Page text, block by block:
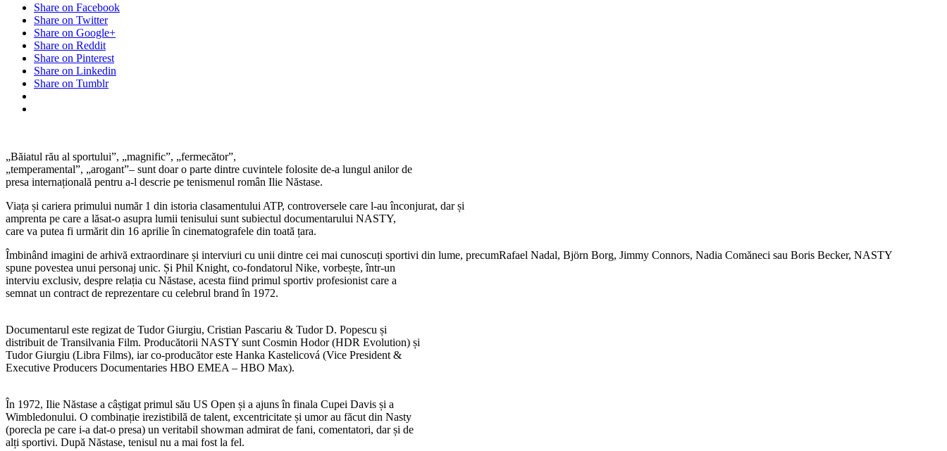
documentar
despre
viața
și
cariera
tenismenului
român
cinema?
Share on Facebook
Share on Twitter
Share on Google+
Share on Reddit
Share on Pinterest
Share on Linkedin
Share on Tumblr
„Băiatul rău al sportului”, „magnific”, „fermecător”,
„temperamental”, „arogant”– sunt doar o parte dintre cuvintele folosite de-a lungul anilor de
presa internațională pentru a-l descrie pe tenismenul român Ilie Năstase.
Viața și cariera primului număr 1 din istoria clasamentului ATP, controversele care l-au înconjurat, dar și
amprenta pe care a lăsat-o asupra lumii tenisului sunt subiectul documentarului NASTY,
care va putea fi urmărit din 16 aprilie în cinematografele din toată țara.
Îmbinând imagini de arhivă extraordinare și interviuri cu unii dintre cei mai cunoscuți sportivi din lume, precumRafael Nadal, Björn Borg, Jimmy Connors, Nadia Comăneci sau Boris Becker, NASTY
spune povestea unui personaj unic. Și Phil Knight, co-fondatorul Nike, vorbește, într-un
interviu exclusiv, despre relația cu Năstase, acesta fiind primul sportiv profesionist care a
semnat un contract de reprezentare cu celebrul brand în 1972.
Documentarul este regizat de Tudor Giurgiu, Cristian Pascariu & Tudor D. Popescu și
distribuit de Transilvania Film. Producătorii NASTY sunt Cosmin Hodor (HDR Evolution) și
Tudor Giurgiu (Libra Films), iar co-producător este Hanka Kastelicová (Vice President &
Executive Producers Documentaries HBO EMEA – HBO Max).
În 1972, Ilie Năstase a câștigat primul său US Open și a ajuns în finala Cupei Davis și a
Wimbledonului. O combinație irezistibilă de talent, excentricitate și umor au făcut din Nasty
(porecla pe care i-a dat-o presa) un veritabil showman admirat de fani, comentatori, dar și de
alți sportivi. După Năstase, tenisul nu a mai fost la fel.